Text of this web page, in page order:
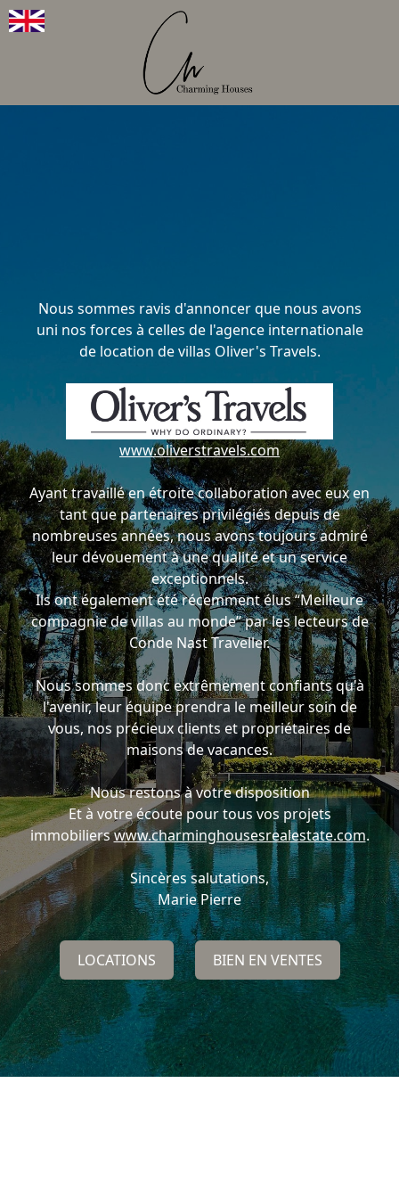
Nous sommes ravis d'annoncer que nous avons
uni nos forces à celles de l'agence internationale
de location de villas Oliver's Travels.
www.oliverstravels.com
Ayant travaillé en étroite collaboration avec eux en
tant que partenaires privilégiés depuis de
nombreuses années, nous avons toujours admiré
leur dévouement à une qualité et un service
exceptionnels.
Ils ont également été récemment élus “Meilleure
compagnie de villas au monde” par les lecteurs de
Conde Nast Traveller.
Nous sommes donc extrêmement confiants qu'à
l'avenir, leur équipe prendra le meilleur soin de
vous, nos précieux clients et propriétaires de
maisons de vacances.
Nous restons à votre disposition
Et à votre écoute pour tous vos projets
immobilierswww.charminghousesrealestate.com.
Sincères salutations,
Marie Pierre
LOCATIONS BIEN EN VENTES